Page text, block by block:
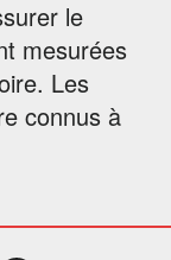
le
mesurées
Les
connus à